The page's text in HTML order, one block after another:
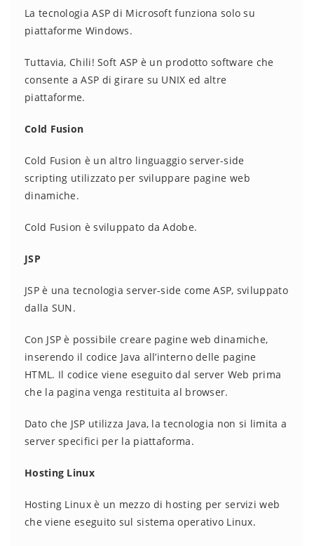
La tecnologia ASP di Microsoft funziona solo su
piattaforme Windows.
Tuttavia, Chili! Soft ASP è un prodotto software che
consente a ASP di girare su UNIX ed altre
piattaforme.
Cold Fusion
Cold Fusion è un altro linguaggio server-side
scripting utilizzato per sviluppare pagine web
dinamiche.
Cold Fusion è sviluppato da Adobe.
JSP
JSP è una tecnologia server-side come ASP, sviluppato
dalla SUN.
Con JSP è possibile creare pagine web dinamiche,
inserendo il codice Java all’interno delle pagine
HTML. Il codice viene eseguito dal server Web prima
che la pagina venga restituita al browser.
Dato che JSP utilizza Java, la tecnologia non si limita a
server specifici per la piattaforma.
Hosting Linux
Hosting Linux è un mezzo di hosting per servizi web
che viene eseguito sul sistema operativo Linux.